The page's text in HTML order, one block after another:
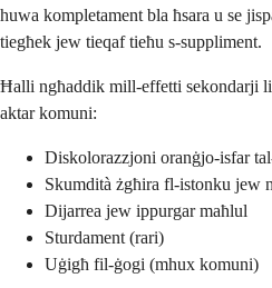
huwa kompletament bla ħsara u se
tiegħek jew tieqaf tieħu s-suppliment.
Ħalli ngħaddik mill-effetti sekondarji
aktar komuni:
Diskolorazzjoni oranġjo-isfar
Skumdità żgħira fl-istonku jew
Dijarrea jew ippurgar maħlul
Sturdament (rari)
Uġigħ fil-ġogi (mhux komuni)